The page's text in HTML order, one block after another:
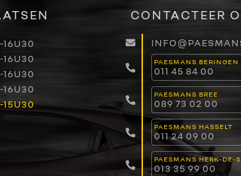
15U30
CONTACTEER
PAESMANS BERINGEN
011 45 84 00
PAESMANS BREE
089 73 02 00
PAESMANS HASSELT
011 24 09 00
PAESMANS HERK-DE-
013 35 99 00